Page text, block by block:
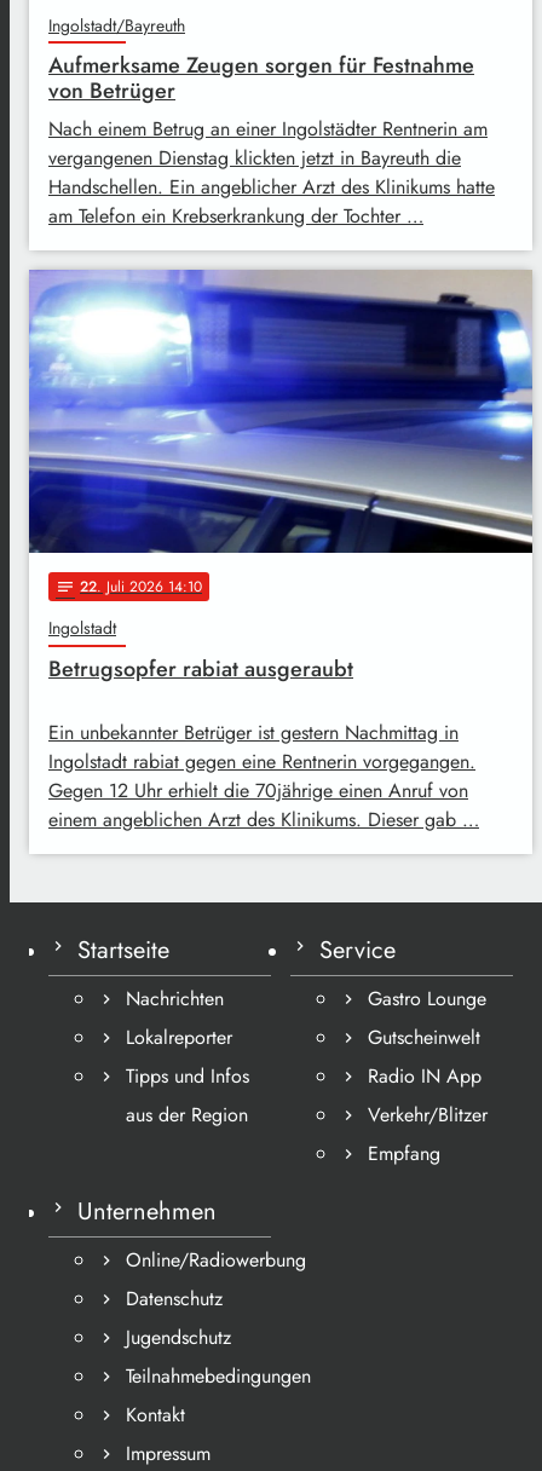
Ingolstadt/Bayreuth
Aufmerksame Zeugen sorgen für Festnahme
von Betrüger
Nach einem Betrug an einer Ingolstädter Rentnerin am
vergangenen Dienstag klickten jetzt in Bayreuth die
Handschellen. Ein angeblicher Arzt des Klinikums hatte
am Telefon ein Krebserkrankung der Tochter …
notes 22. Juli 2026 14:10
Ingolstadt
Betrugsopfer rabiat ausgeraubt
Ein unbekannter Betrüger ist gestern Nachmittag in
Ingolstadt rabiat gegen eine Rentnerin vorgegangen.
Gegen 12 Uhr erhielt die 70jährige einen Anruf von
einem angeblichen Arzt des Klinikums. Dieser gab …
Startseite
Nachrichten
Lokalreporter
Tipps und Infos
aus der Region
Service
Gastro Lounge
Gutscheinwelt
Radio IN App
Verkehr/Blitzer
Empfang
Unternehmen
Online/Radiowerbung
Datenschutz
Jugendschutz
Teilnahmebedingungen
Kontakt
Impressum